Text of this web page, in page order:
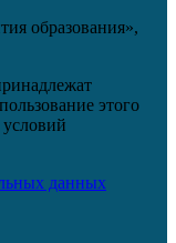
образования»,
этого
условий
данных